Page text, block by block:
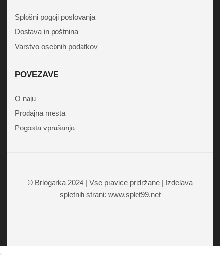
Splošni pogoji poslovanja
Dostava in poštnina
Varstvo osebnih podatkov
POVEZAVE
O naju
Prodajna mesta
Pogosta vprašanja
© Brlogarka 2024 | Vse pravice pridržane | Izdelava
spletnih strani: www.splet99.net